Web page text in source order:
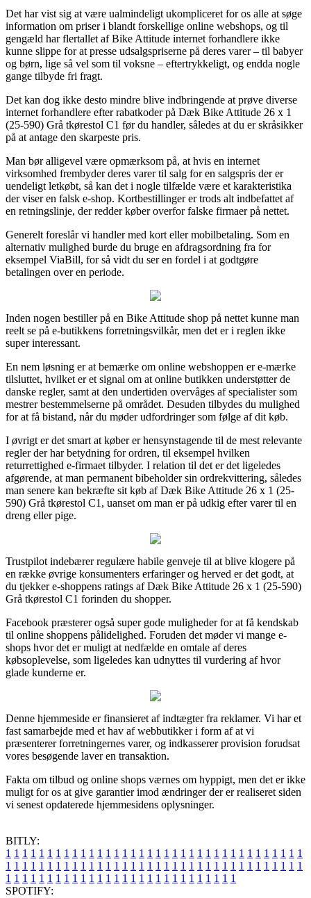
Det har vist sig at være ualmindeligt ukompliceret for os alle at søge
information om priser i blandt forskellige online webshops, og til
gengæld har flertallet af Bike Attitude internet forhandlere ikke
kunne slippe for at presse udsalgspriserne på deres varer – til babyer
og børn, lige så vel som til voksne – eftertrykkeligt, og endda nogle
gange tilbyde fri fragt.
Det kan dog ikke desto mindre blive indbringende at prøve diverse
internet forhandlere efter rabatkoder på Dæk Bike Attitude 26 x 1
(25-590) Grå tkørestol C1 før du handler, således at du er skråsikker
på at antage den skarpeste pris.
Man bør alligevel være opmærksom på, at hvis en internet
virksomhed frembyder deres varer til salg for en salgspris der er
uendeligt letkøbt, så kan det i nogle tilfælde være et karakteristika
der viser en falsk e-shop. Kortbestillinger er trods alt indbefattet af
en retningslinje, der redder køber overfor falske firmaer på nettet.
Generelt foreslår vi handler med kort eller mobilbetaling. Som en
alternativ mulighed burde du bruge en afdragsordning fra for
eksempel ViaBill, for så vidt du ser en fordel i at godtgøre
betalingen over en periode.
Inden nogen bestiller på en Bike Attitude shop på nettet kunne man
reelt se på e-butikkens forretningsvilkår, men det er i reglen ikke
super interessant.
En nem løsning er at bemærke om online webshoppen er e-mærke
tilsluttet, hvilket er et signal om at online butikken understøtter de
danske regler, samt at den undertiden overvåges af specialister som
mestrer bestemmelserne på området. Desuden tilbydes du mulighed
for at få bistand, når du møder udfordringer som følge af dit køb.
I øvrigt er det smart at køber er hensynstagende til de mest relevante
regler der har betydning for ordren, til eksempel hvilken
returrettighed e-firmaet tilbyder. I relation til det er det ligeledes
afgørende, at man permanent bibeholder sin ordrekvittering, således
man senere kan bekræfte sit køb af Dæk Bike Attitude 26 x 1 (25-
590) Grå tkørestol C1, uanset om man er på udkig efter varer til en
dreng eller pige.
Trustpilot indebærer regulære habile genveje til at blive klogere på
en række øvrige konsumenters erfaringer og herved er det godt, at
du tjekker e-shoppens ratings af Dæk Bike Attitude 26 x 1 (25-590)
Grå tkørestol C1 forinden du shopper.
Facebook præsterer også super gode muligheder for at få kendskab
til online shoppens pålidelighed. Foruden det møder vi mange e-
shops hvor det er muligt at nedfælde en omtale af deres
købsoplevelse, som ligeledes kan udnyttes til vurdering af hvor
glade kunderne er.
Denne hjemmeside er finansieret af indtægter fra reklamer. Vi har et
fast samarbejde med et hav af webbutikker i form af at vi
præsenterer forretningernes varer, og indkasserer provision forudsat
vores besøgende laver en transaktion.
Fakta om tilbud og online shops værnes om hyppigt, men det er ikke
muligt for os at give garantier imod ændringer der er realiseret siden
vi senest opdaterede hjemmesidens oplysninger.
BITLY:
1 1 1 1 1 1 1 1 1 1 1 1 1 1 1 1 1 1 1 1 1 1 1 1 1 1 1 1 1 1 1 1 1 1 1 1
1 1 1 1 1 1 1 1 1 1 1 1 1 1 1 1 1 1 1 1 1 1 1 1 1 1 1 1 1 1 1 1 1 1 1 1
1 1 1 1 1 1 1 1 1 1 1 1 1 1 1 1 1 1 1 1 1 1 1 1 1 1 1 1
SPOTIFY: